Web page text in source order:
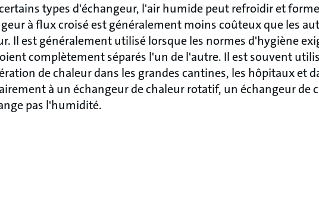
types d'échangeur, l'air humide peut refroidir et
à flux croisé est généralement moins coûteux que les
Il est généralement utilisé lorsque les normes d'hygiène
complètement séparés l'un de l'autre. Il est souvent
de chaleur dans les grandes cantines, les hôpitaux et
à un échangeur de chaleur rotatif, un échangeur de
pas l'humidité.